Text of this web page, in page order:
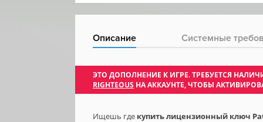
Описание Системные
ЭТО ДОПОЛНЕНИЕ К ИГРЕ. ТРЕБУЕТСЯ
RIGHTEOUS НА АККАУНТЕ, ЧТОБЫ
Ищешь где купить лицензионный ключ